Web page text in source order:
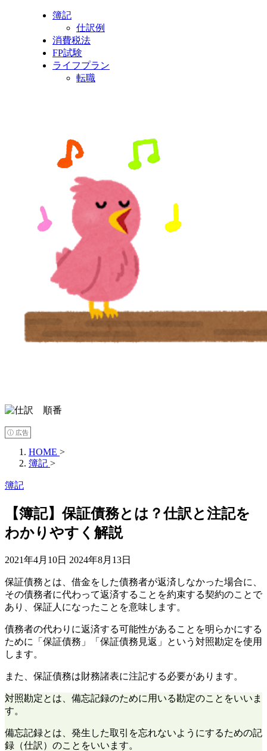
簿記
仕訳例
消費税法
FP試験
ライフプラン
転職
ⓘ 広告
HOME >
簿記 >
簿記
【簿記】保証債務とは？仕訳と注記を
わかりやすく解説
2021年4月10日 2024年8月13日
保証債務とは、借金をした債務者が返済しなかった場合に、
その債務者に代わって返済することを約束する契約のことで
あり、保証人になったことを意味します。
債務者の代わりに返済する可能性があることを明らかにする
ために「保証債務」「保証債務見返」という対照勘定を使用
します。
また、保証債務は財務諸表に注記する必要があります。
対照勘定とは、備忘記録のために用いる勘定のことをいいま
す。
備忘記録とは、発生した取引を忘れないようにするための記
録（仕訳）のことをいいます。